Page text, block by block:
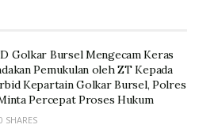
Golkar Bursel Mengecam Keras
Pemukulan oleh ZT Kepada
Kepartain Golkar Bursel, Polres
Percepat Proses Hukum
SHARES